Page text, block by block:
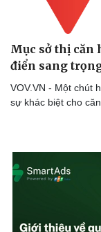
Văn học
Âm nhạc
Mục sở thị căn
điển sang
VOV.VN - Một chút
sự khác biệt cho